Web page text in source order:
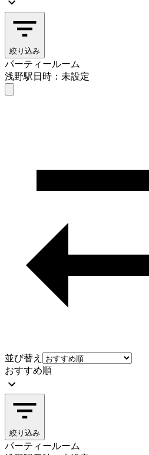
絞り込み
パーティールーム
浅野駅日時：未設定
並び替え
おすすめ順
絞り込み
パーティールーム